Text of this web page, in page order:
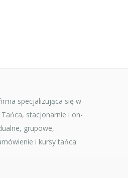
specjalizująca się w
stacjonarnie i on-
grupowe,
i kursy tańca